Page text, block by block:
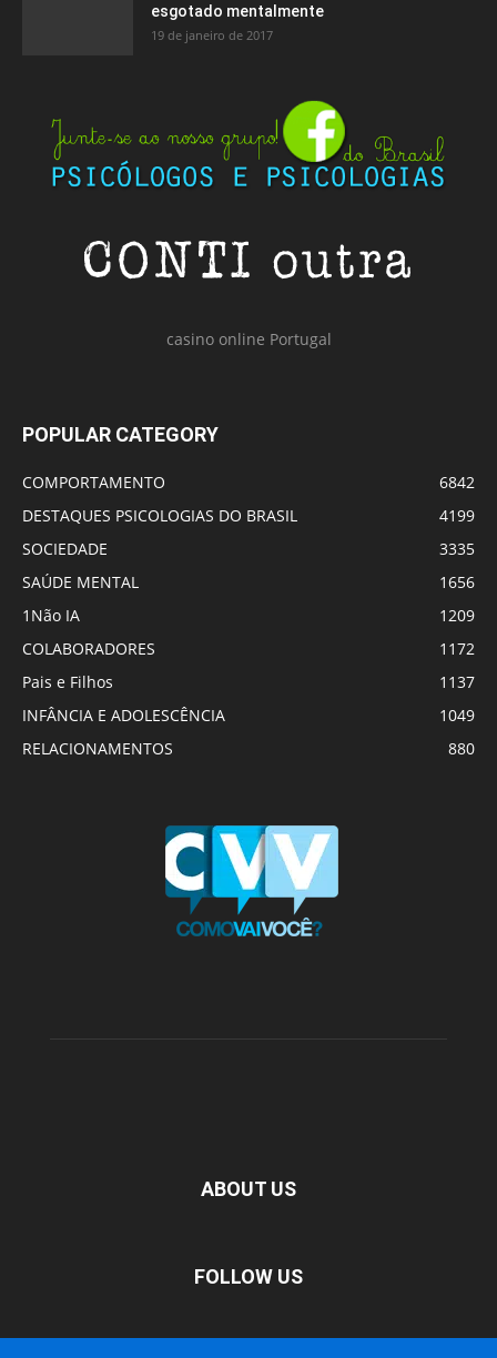
esgotado mentalmente
19 de janeiro de 2017
casino online Portugal
POPULAR CATEGORY
COMPORTAMENTO
6842
DESTAQUES PSICOLOGIAS DO BRASIL
4199
SOCIEDADE
3335
SAÚDE MENTAL
1656
1Não IA
1209
COLABORADORES
1172
Pais e Filhos
1137
INFÂNCIA E ADOLESCÊNCIA
1049
RELACIONAMENTOS
880
ABOUT US
FOLLOW US